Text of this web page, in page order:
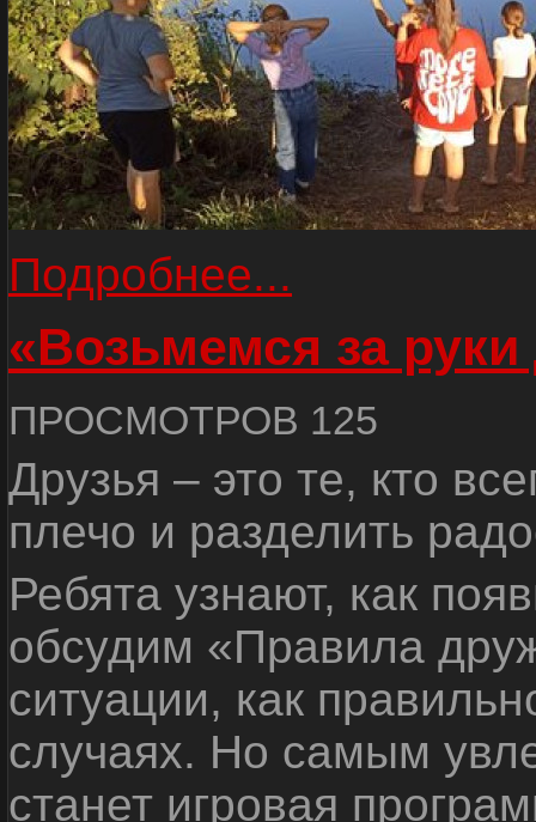
Подробнее...
«Возьмемся за руки
ПРОСМОТРОВ 125
Друзья – это те, кто
плечо и разделить
Ребята узнают, как
обсудим «Правила
ситуации, как
случаях. Но самым
станет игровая